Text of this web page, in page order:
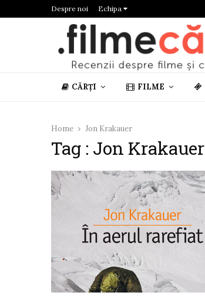
Despre noi Echipa
CĂRȚI FILME
Home Jon Krakauer
Tag : Jon Krakauer